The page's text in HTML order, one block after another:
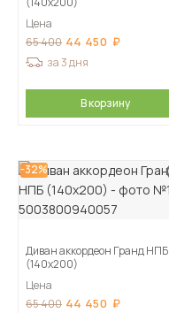
Цена
65 400 44 450
за 3 дня
В корзину
-32%
Диван аккордеон Гранд НПБ
(140х200)
Цена
65 400 44 450